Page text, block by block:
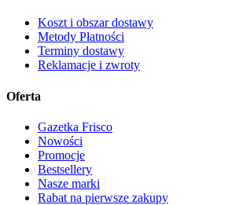
Koszt i obszar dostawy
Metody Płatności
Terminy dostawy
Reklamacje i zwroty
Oferta
Gazetka Frisco
Nowości
Promocje
Bestsellery
Nasze marki
Rabat na pierwsze zakupy